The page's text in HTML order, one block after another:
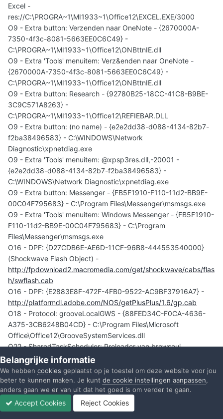
Excel -
res://C:\PROGRA~1\MI1933~1\Office12\EXCEL.EXE/3000
O9 - Extra button: Verzenden naar OneNote - {2670000A-
7350-4f3c-8081-5663EE0C6C49} -
C:\PROGRA~1\MI1933~1\Office12\ONBttnIE.dll
O9 - Extra 'Tools' menuitem: Verz&enden naar OneNote -
{2670000A-7350-4f3c-8081-5663EE0C6C49} -
C:\PROGRA~1\MI1933~1\Office12\ONBttnIE.dll
O9 - Extra button: Research - {92780B25-18CC-41C8-B9BE-
3C9C571A8263} -
C:\PROGRA~1\MI1933~1\Office12\REFIEBAR.DLL
O9 - Extra button: (no name) - {e2e2dd38-d088-4134-82b7-
f2ba38496583} - C:\WINDOWS\Network
Diagnostic\xpnetdiag.exe
O9 - Extra 'Tools' menuitem: @xpsp3res.dll,-20001 -
{e2e2dd38-d088-4134-82b7-f2ba38496583} -
C:\WINDOWS\Network Diagnostic\xpnetdiag.exe
O9 - Extra button: Messenger - {FB5F1910-F110-11d2-BB9E-
00C04F795683} - C:\Program Files\Messenger\msmsgs.exe
O9 - Extra 'Tools' menuitem: Windows Messenger - {FB5F1910-
F110-11d2-BB9E-00C04F795683} - C:\Program
Files\Messenger\msmsgs.exe
O16 - DPF: {D27CDB6E-AE6D-11CF-96B8-444553540000}
(Shockwave Flash Object) -
http://fpdownload2.macromedia.com/get/shockwave/cabs/flas
h/swflash.cab
O16 - DPF: {E2883E8F-472F-4FB0-9522-AC9BF37916A7} -
http://platformdl.adobe.com/NOS/getPlusPlus/1.6/gp.cab
O18 - Protocol: grooveLocalGWS - {88FED34C-F0CA-4636-
A375-3CB6248B04CD} - C:\Program Files\Microsoft
Office\Office12\GrooveSystemServices.dll
O22 - SharedTaskScheduler: Preloader van browseui -
{438755C2-A8BA-11D1-B96B-00A0C90312E1} -
C:\WINDOWS\system32\browseui.dll
O22 - SharedTaskScheduler: Cache-daemon voor
onderdeelcategorieën - {8C7461EF-2B13-11d2-BE35-
3078302C2030} - C:\WINDOWS\system32\browseui.dll
O23 - Service: Mobiel Apple apparaat (Apple Mobile Device) -
Belangrijke informatie
We hebben cookies geplaatst op je toestel om deze website voor jou
beter te kunnen maken. Je kunt de cookie instellingen aanpassen,
anders gaan we er van uit dat het goed is om verder te gaan.
Accept Cookies Reject Cookies
Ongelezen